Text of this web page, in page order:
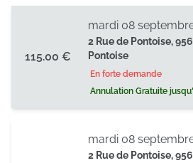
115.00 €
2 Rue de Pontoise,
Pontoise
En forte demande
Annulation Gratuite
mardi 08
2 Rue de Pontoise,
mardi 08